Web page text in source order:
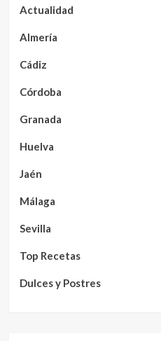
Actualidad
Almería
Cádiz
Córdoba
Granada
Huelva
Jaén
Málaga
Sevilla
Top Recetas
Dulces y Postres